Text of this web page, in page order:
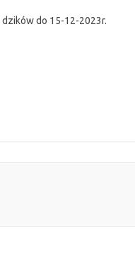
do 15-12-2023r.